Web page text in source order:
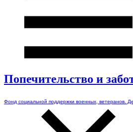
Попечительство и
Фонд социальной поддержки военных, ветеранов.